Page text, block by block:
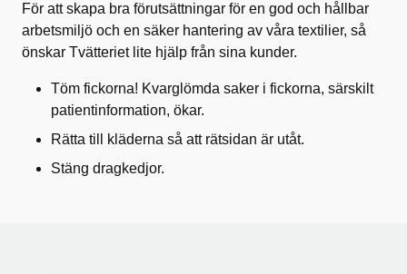
För att skapa bra förutsättningar för en god och hållbar
arbetsmiljö och en säker hantering av våra textilier, så
önskar Tvätteriet lite hjälp från sina kunder.
Töm fickorna! Kvarglömda saker i fickorna, särskilt
patientinformation, ökar.
Rätta till kläderna så att rätsidan är utåt.
Stäng dragkedjor.